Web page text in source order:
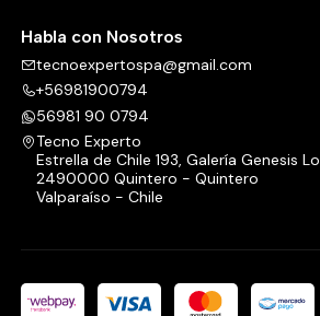
Habla con Nosotros
tecnoexpertospa@gmail.com
+56981900794
56981 90 0794
Tecno Experto
Estrella de Chile 193, Galería Genesis
2490000 Quintero - Quintero
Valparaíso - Chile